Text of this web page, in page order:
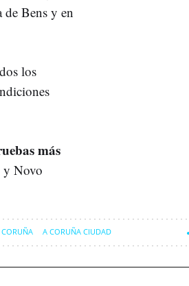
de Bens y en
los
más
y Novo
A CORUÑA CIUDAD